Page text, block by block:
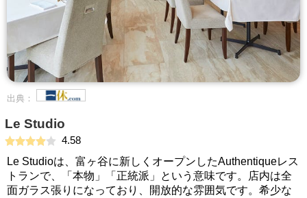
出典：
Le Studio
4.58
Le Studioは、富ヶ谷に新しくオープンしたAuthentiqueレス
トランで、「本物」「正統派」という意味です。店内は全
面ガラス張りになっており、開放的な雰囲気です。希少な